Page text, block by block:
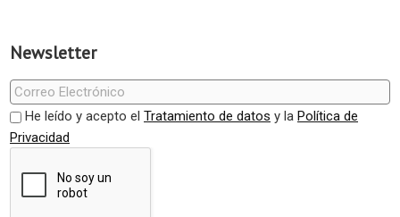
Newsletter
He leído y acepto el Tratamiento de datos y la Política de
Privacidad